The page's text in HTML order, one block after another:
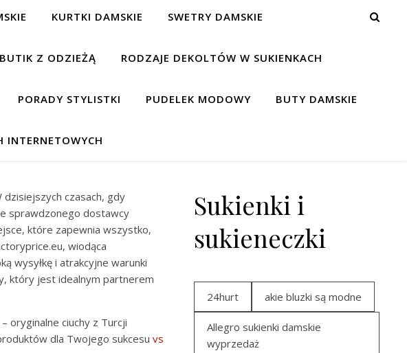
KURTKI DAMSKIE SWETRY DAMSKIE
Z ODZIEŻĄ RODZAJE DEKOLTÓW W SUKIENKACH
PORADY STYLISTKI PUDELEK MODOWY BUTY DAMSKIE
INTERNETOWYCH
dzisiejszych czasach, gdy
sprawdzonego dostawcy
które zapewnia wszystko,
wiodąca
wysyłkę i atrakcyjne warunki
który jest idealnym partnerem
oryginalne ciuchy z Turcji
dla Twojego sukcesu vs
Sukienki i
sukieneczki
24hurt akie bluzki są modne
Allegro sukienki damskie
wyprzedaż